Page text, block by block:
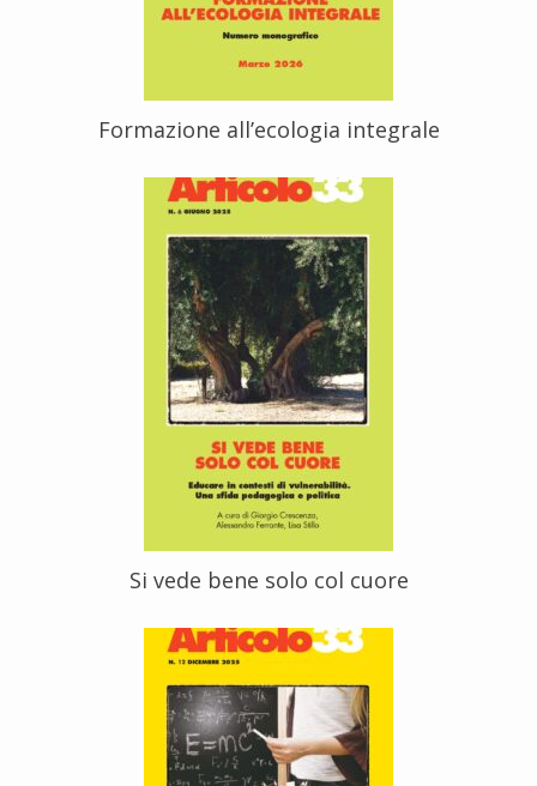
Formazione all’ecologia integrale
Si vede bene solo col cuore